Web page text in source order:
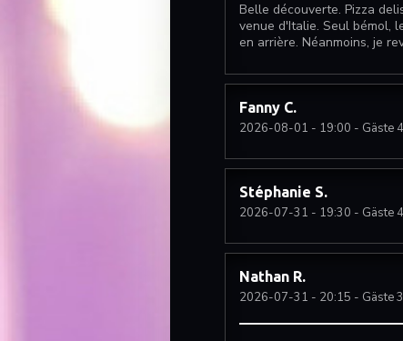
Belle découverte. Pizza
venue d'Italie. Seul bémol,
en arrière. Néanmoins, je
Fanny C
2026-08-01 - 19:00 - Gäste 4
Stéphanie S
2026-07-31 - 19:30 - Gäste 4
Nathan R
2026-07-31 - 20:15 - Gäste 3